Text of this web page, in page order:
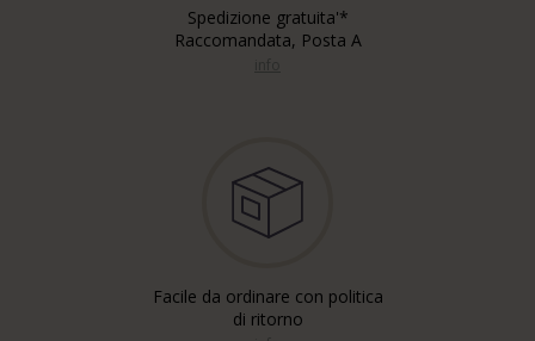
Spedizione gratuita'*
Raccomandata, Posta A
Facile da ordinare con politica
di ritorno